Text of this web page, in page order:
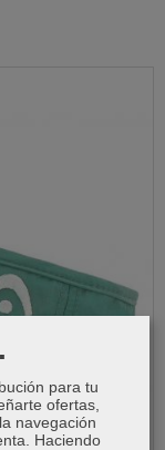
para tu
ofertas,
navegación
Haciendo